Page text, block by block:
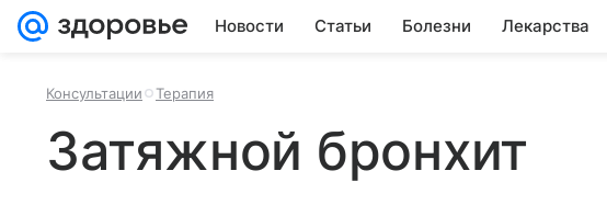
Новости Статьи Болезни Лекарства
Консультации Терапия
Затяжной бронхит